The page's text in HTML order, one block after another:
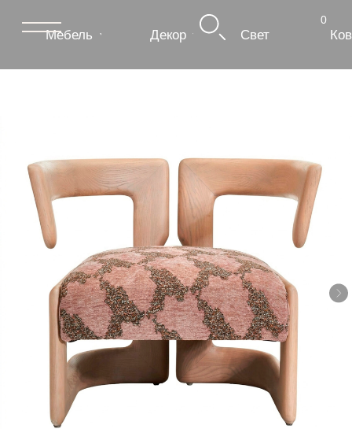
Мебель